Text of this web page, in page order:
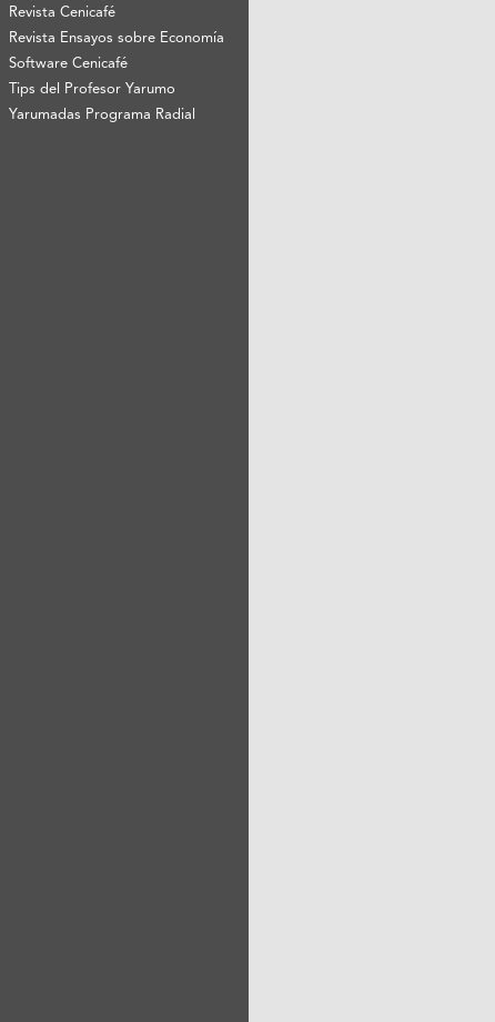
Revista Cenicafé
Revista Ensayos sobre Economía
Software Cenicafé
Tips del Profesor Yarumo
Yarumadas Programa Radial